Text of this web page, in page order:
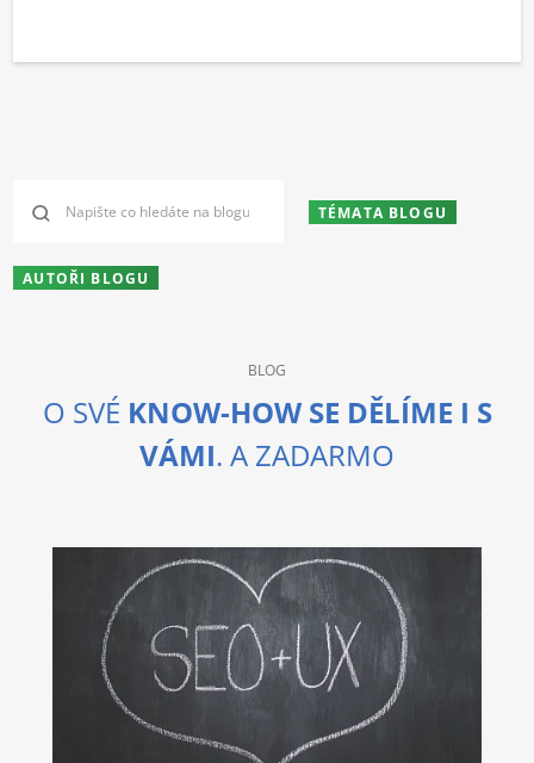
TÉMATA BLOGU
AUTOŘI BLOGU
BLOG
O SVÉ KNOW-HOW SE DĚLÍME I S
VÁMI. A ZADARMO